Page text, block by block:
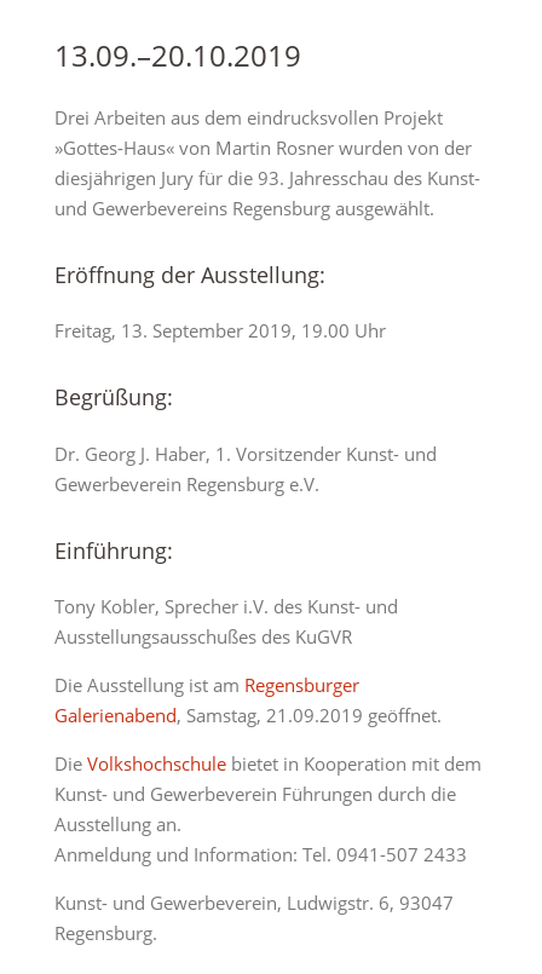
13.09.–20.10.2019
Drei Arbeiten aus dem eindrucksvollen Projekt
»Gottes-Haus« von Martin Rosner wurden von der
diesjährigen Jury für die 93. Jahresschau des Kunst-
und Gewerbevereins Regensburg ausgewählt.
Eröffnung der Ausstellung:
Freitag, 13. September 2019, 19.00 Uhr
Begrüßung:
Dr. Georg J. Haber, 1. Vorsitzender Kunst- und
Gewerbeverein Regensburg e.V.
Einführung:
Tony Kobler, Sprecher i.V. des Kunst- und
Ausstellungsausschußes des KuGVR
Die Ausstellung ist am Regensburger
Galerienabend, Samstag, 21.09.2019 geöffnet.
Die Volkshochschule bietet in Kooperation mit dem
Kunst- und Gewerbeverein Führungen durch die
Ausstellung an.
Anmeldung und Information: Tel. 0941-507 2433
Kunst- und Gewerbeverein, Ludwigstr. 6, 93047
Regensburg.